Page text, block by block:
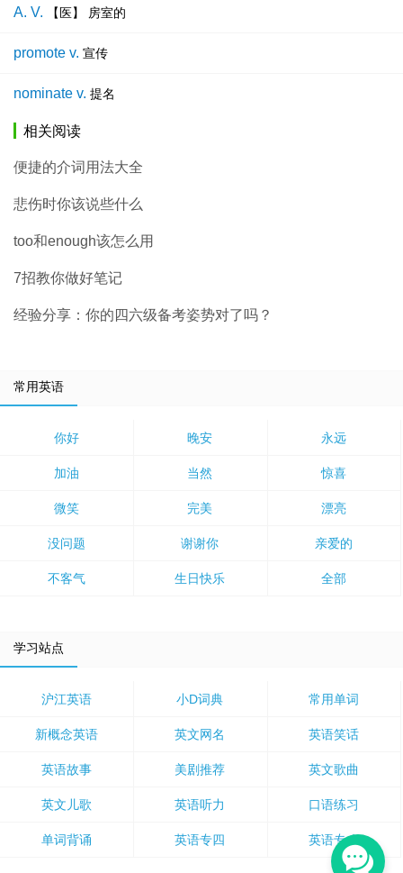
A. V. 【医】 房室的
promote v. 宣传
nominate v. 提名
相关阅读
便捷的介词用法大全
悲伤时你该说些什么
too和enough该怎么用
7招教你做好笔记
经验分享：你的四六级备考姿势对了吗？
常用英语
你好 晚安 永远
加油 当然 惊喜
微笑 完美 漂亮
没问题 谢谢你 亲爱的
不客气 生日快乐 全部
学习站点
沪江英语 小D词典 常用单词
新概念英语 英文网名 英语笑话
英语故事 美剧推荐 英文歌曲
英文儿歌 英语听力 口语练习
单词背诵 英语专四 英语专八